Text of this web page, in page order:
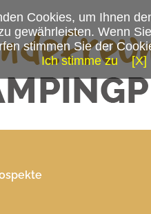
Cookies, um Ihnen
gewährleisten. Wenn
stimmen Sie der
Ich stimme zu
[X]